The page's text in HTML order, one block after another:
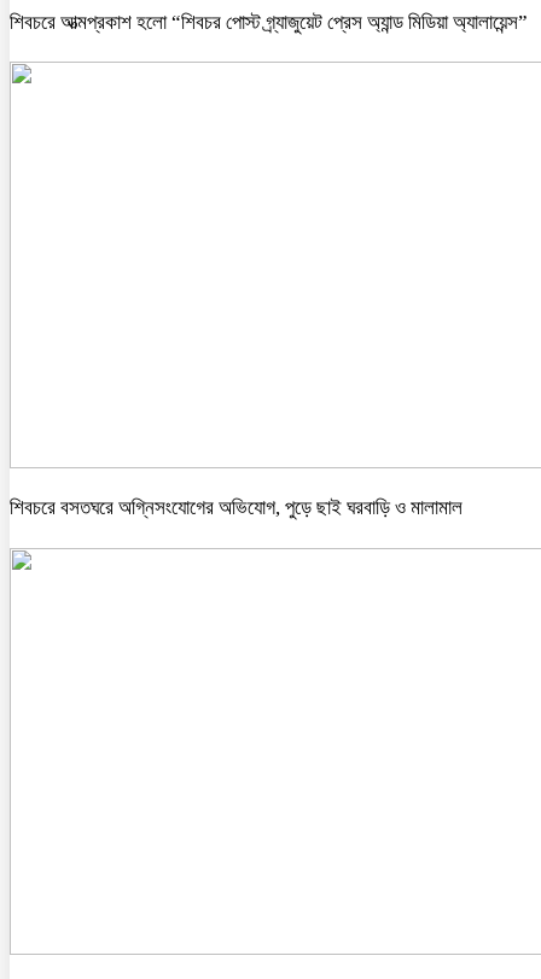
শিবচরে আত্মপ্রকাশ হলো “শিবচর পোস্ট গ্র্যাজুয়েট প্রেস অ্যান্ড মিডিয়া অ্যালায়েন্স”
শিবচরে বসতঘরে অগ্নিসংযোগের অভিযোগ, পুড়ে ছাই ঘরবাড়ি ও মালামাল